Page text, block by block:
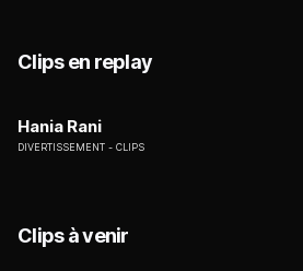
Clips en replay
Hania Rani
DIVERTISSEMENT CLIPS
Clips à venir